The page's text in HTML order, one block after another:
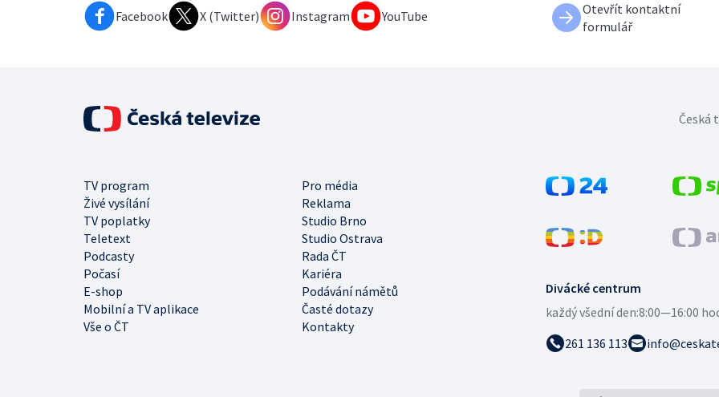
Facebook X (Twitter) Instagram YouTube
Otevřít kontaktní
formulář
Divácké centrum
každý všední den:8:00—16:00
261 136 113
TV program
Pro média
Živé vysílání
Reklama
TV poplatky
Studio Brno
Teletext
Studio Ostrava
Podcasty
Rada ČT
Počasí
Kariéra
E-shop
Podávání námětů
Mobilní a TV aplikace
Časté dotazy
Vše o ČT
Kontakty
Česká